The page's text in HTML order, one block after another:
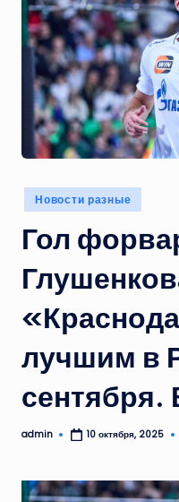
Опубликовано
в
Новости разные
Гол
лучшим в
сентября.
Запись
admin 10 октября, 2025